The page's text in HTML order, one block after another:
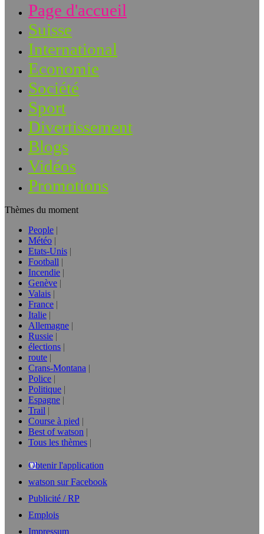
Page d'accueil
Suisse
International
Economie
Société
Sport
Divertissement
Blogs
Vidéos
Promotions
Thèmes du moment
People
Météo
Etats-Unis
Football
Incendie
Genève
Valais
France
Italie
Allemagne
Russie
élections
route
Crans-Montana
Police
Politique
Espagne
Trail
Course à pied
Best of watson
Tous les thèmes
Obtenir l'application
watson sur Facebook
Publicité / RP
Emplois
Impressum